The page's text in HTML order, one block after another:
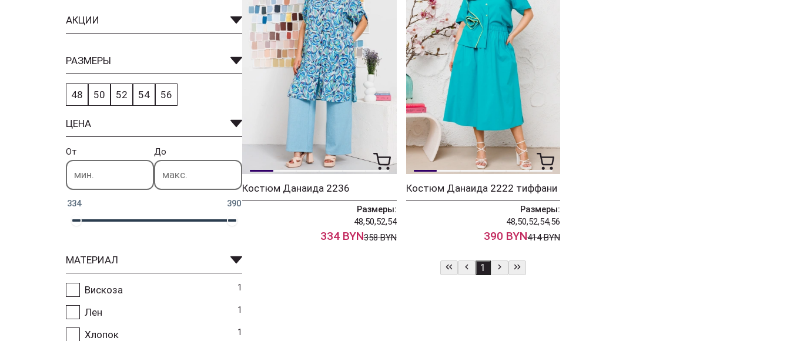
АКЦИИ
РАЗМЕРЫ
48 50 52 54 56
ЦЕНА
От До
334 390
МАТЕРИАЛ
Вискоза 1
Лен 1
Хлопок 1
Костюм Данаида 2236
Размеры:
48,50,52,54
334 BYN358 BYN
Костюм Данаида 2222 тиффани
Размеры:
48,50,52,54,56
390 BYN414 BYN
1